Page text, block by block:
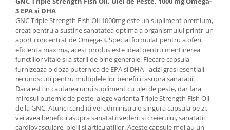
Tratamente unghii
Cosmetice coreene
Beauty of Joseon
PETITFEE
Mary & May
COSRX
BIODANCE
OOTD
Cettua
Proteine din zer (Whey Protein)
Quercetin
Resveratrol
Scortisoara
Seleniu
Seminte de in
Silimarina
Spirulina
3 EPA si DHA
GNC Triple Strength Fish Oil 1000mg este un supliment premium,
creat pentru a sustine sanatatea optima a organismului printr-un
aport concentrat de Omega-3. Special formulat pentru a oferi
eficienta maxima, acest produs este ideal pentru mentinerea
functiilor vitale si a starii de bine generale. Fiecare capsula
furnizeaza o doza puternica de EPA si DHA - acizi grasi esentiali,
recunoscuti pentru multiplele lor beneficii asupra sanatatii.
Daca esti in cautarea unui supliment cu ulei de peste, dar fara
mirosul puternic de peste, alege varianta Triple Strength Fish Oil
de la GNC. Atunci cand iti vei administra o singura capsula pe zi,
vei avea beneficii asupra sanatatii vederii si creierului, sanatatii
cardiovasculare, pielii si articulatiilor. Aceste capsule moi au un